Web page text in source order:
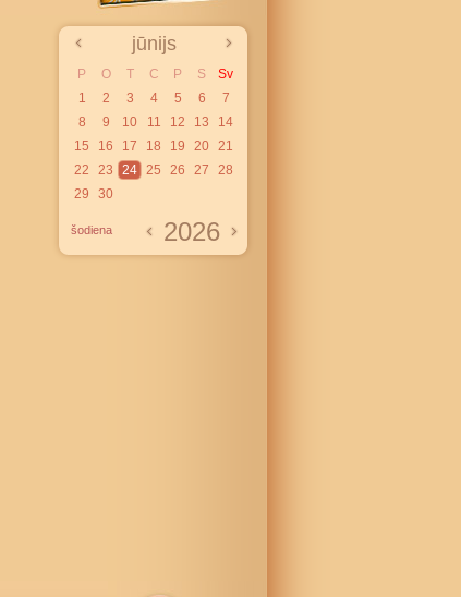
jūnijs
P O T C P S
Sv
1
2 3 4 5 6
7
8
9 10 11 12 13
14
15
16 17 18 19 20 21
22
23 24 25 26 27
28
29
30
šodiena 2026